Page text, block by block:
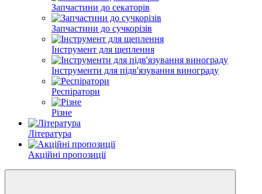
Запчастини до секаторів
Запчастини до сучкорізів
Інструмент для щеплення
Інструменти для підв'язування винограду
Респіратори
Різне
Література
Акційні пропозиції